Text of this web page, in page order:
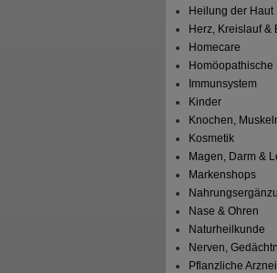
Heilung der Haut
Herz, Kreislauf &
Homecare
Homöopathische
Immunsystem
Kinder
Knochen,
Kosmetik
Magen, Darm &
Markenshops
Nase & Ohren
Naturheilkunde
Nerven,
Pflanzliche